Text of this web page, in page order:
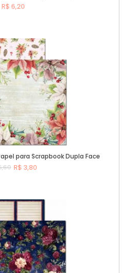
R$ 6,20
para Scrapbook Dupla Face
R$ 3,80